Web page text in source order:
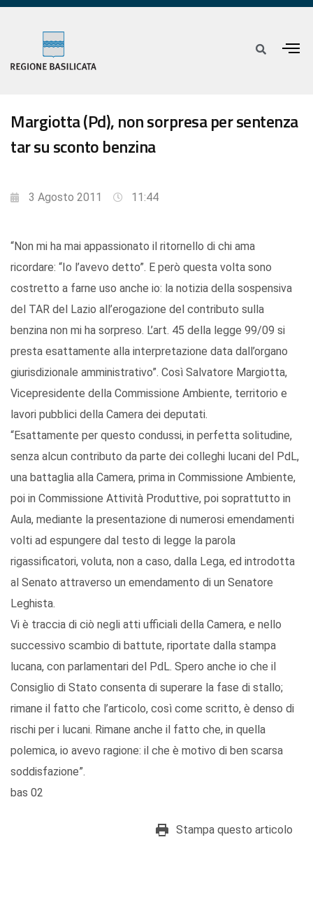
Margiotta (Pd), non sorpresa per sentenza
tar su sconto benzina
3 Agosto 2011 11:44
“Non mi ha mai appassionato il ritornello di chi ama
ricordare: “Io l’avevo detto”. E però questa volta sono
costretto a farne uso anche io: la notizia della sospensiva
del TAR del Lazio all’erogazione del contributo sulla
benzina non mi ha sorpreso. L’art. 45 della legge 99/09 si
presta esattamente alla interpretazione data dall’organo
giurisdizionale amministrativo”. Così Salvatore Margiotta,
Vicepresidente della Commissione Ambiente, territorio e
lavori pubblici della Camera dei deputati.
“Esattamente per questo condussi, in perfetta solitudine,
senza alcun contributo da parte dei colleghi lucani del PdL,
una battaglia alla Camera, prima in Commissione Ambiente,
poi in Commissione Attività Produttive, poi soprattutto in
Aula, mediante la presentazione di numerosi emendamenti
volti ad espungere dal testo di legge la parola
rigassificatori, voluta, non a caso, dalla Lega, ed introdotta
al Senato attraverso un emendamento di un Senatore
Leghista.
Vi è traccia di ciò negli atti ufficiali della Camera, e nello
successivo scambio di battute, riportate dalla stampa
lucana, con parlamentari del PdL. Spero anche io che il
Consiglio di Stato consenta di superare la fase di stallo;
rimane il fatto che l’articolo, così come scritto, è denso di
rischi per i lucani. Rimane anche il fatto che, in quella
polemica, io avevo ragione: il che è motivo di ben scarsa
soddisfazione”.
bas 02
Stampa questo articolo